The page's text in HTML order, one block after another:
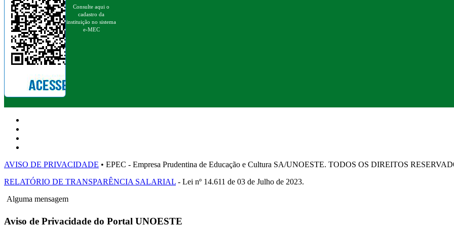
Consulte aqui o
cadastro da
instituição no sistema
e-MEC
AVISO DE PRIVACIDADE • EPEC - Empresa Prudentina de Educação e Cultura SA/UNOESTE. TODOS OS DIREITOS
RELATÓRIO DE TRANSPARÊNCIA SALARIAL - Lei nº 14.611 de 03 de Julho de 2023.
Alguma mensagem
Aviso de Privacidade do Portal UNOESTE